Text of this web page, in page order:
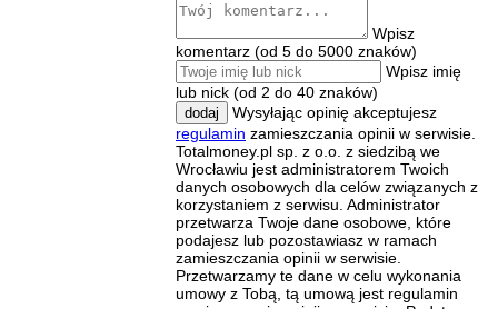
Wpisz
komentarz (od 5 do 5000 znaków)
Wpisz imię
lub nick (od 2 do 40 znaków)
dodaj
Wysyłając opinię akceptujesz
regulamin zamieszczania opinii w serwisie.
Totalmoney.pl sp. z o.o. z siedzibą we
Wrocławiu jest administratorem Twoich
danych osobowych dla celów związanych z
korzystaniem z serwisu. Administrator
przetwarza Twoje dane osobowe, które
podajesz lub pozostawiasz w ramach
zamieszczania opinii w serwisie.
Przetwarzamy te dane w celu wykonania
umowy z Tobą, tą umową jest regulamin